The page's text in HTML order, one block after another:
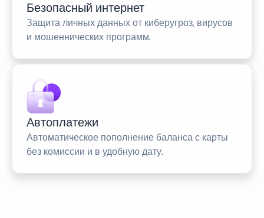
Безопасный интернет
Защита личных данных от киберугроз, вирусов
и мошеннических программ.
Автоплатежи
Автоматическое пополнение баланса с карты
без комиссии и в удобную дату.